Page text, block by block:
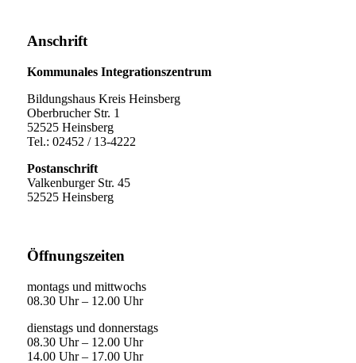
Anschrift
Kommunales Integrationszentrum
Bildungshaus Kreis Heinsberg
Oberbrucher Str. 1
52525 Heinsberg
Tel.: 02452 / 13-4222
Postanschrift
Valkenburger Str. 45
52525 Heinsberg
Öffnungszeiten
montags und mittwochs
08.30 Uhr – 12.00 Uhr
dienstags und donnerstags
08.30 Uhr – 12.00 Uhr
14.00 Uhr – 17.00 Uhr